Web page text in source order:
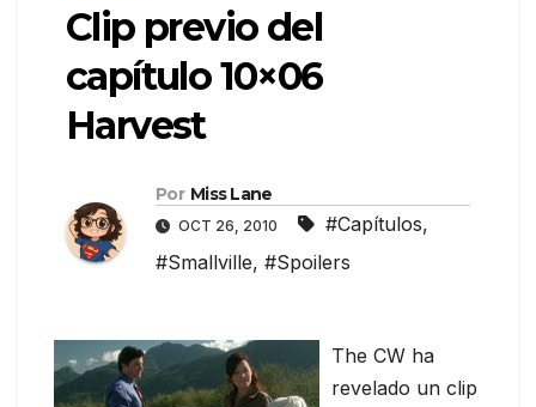
Clip previo del
capítulo 10×06
Harvest
Por Miss Lane
OCT 26, 2010 #Capítulos,
#Smallville, #Spoilers
The CW ha
revelado un clip